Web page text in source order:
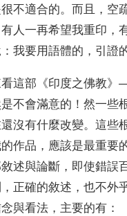
不適合的。 而且 ， 空
有人一再希望我重印 ，
：我要用語體的 ， 引證
這部 《印度之佛教》
不會滿意的 ！然一些
沒有什麼改變。這些
作品 ， 應該是最重要
述與論斷 ， 即使錯誤
， 正確的敘述 ，也不外
與看法 ， 主要的有 ：